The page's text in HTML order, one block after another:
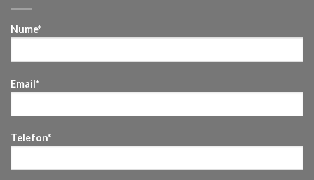
Nume*
Email*
Telefon*